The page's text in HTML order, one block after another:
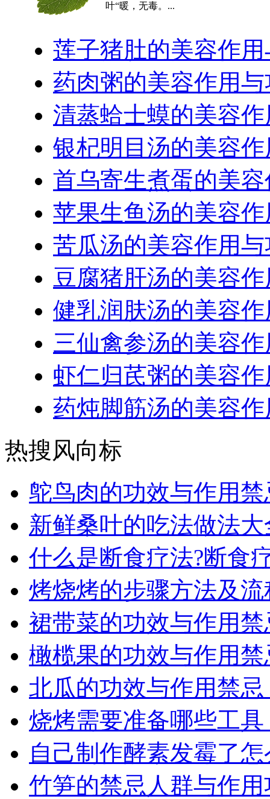
叶“暖，无毒。...
莲子猪肚的美容作
药肉粥的美容作用
清蒸蛤士蟆的美容
银杞明目汤的美容
首乌寄生煮蛋的美
苹果生鱼汤的美容
苦瓜汤的美容作用
豆腐猪肝汤的美容
健乳润肤汤的美容
三仙禽参汤的美容
虾仁归芪粥的美容
药炖脚筋汤的美容
热搜风向标
鸵鸟肉的功效与作用禁
新鲜桑叶的吃法做法大
什么是断食疗法?断食
烤烧烤的步骤方法及流
裙带菜的功效与作用禁
橄榄果的功效与作用禁
北瓜的功效与作用禁忌
烧烤需要准备哪些工具
自己制作酵素发霉了怎
竹笋的禁忌人群与作用